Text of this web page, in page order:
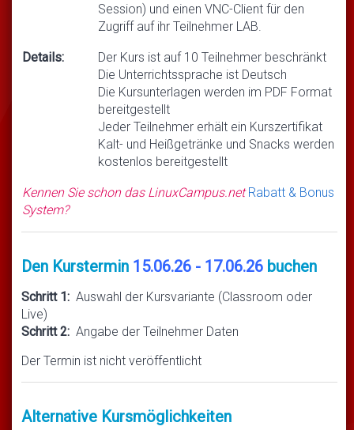
Session) und einen VNC-Client für den
Zugriff auf ihr Teilnehmer LAB.
Details:
Der Kurs ist auf 10 Teilnehmer beschränkt
Die Unterrichtssprache ist Deutsch
Die Kursunterlagen werden im PDF Format
bereitgestellt
Jeder Teilnehmer erhält ein Kurszertifikat
Kalt- und Heißgetränke und Snacks werden
kostenlos bereitgestellt
Kennen Sie schon das LinuxCampus.netRabatt & Bonus
System?
Den Kurstermin 15.06.26 - 17.06.26 buchen
Schritt 1: Auswahl der Kursvariante (Classroom oder
Live)
Schritt 2: Angabe der Teilnehmer Daten
Der Termin ist nicht veröffentlicht
Alternative Kursmöglichkeiten